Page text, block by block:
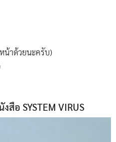
น้าด้วยนะครับ)
อ SYSTEM VIRUS